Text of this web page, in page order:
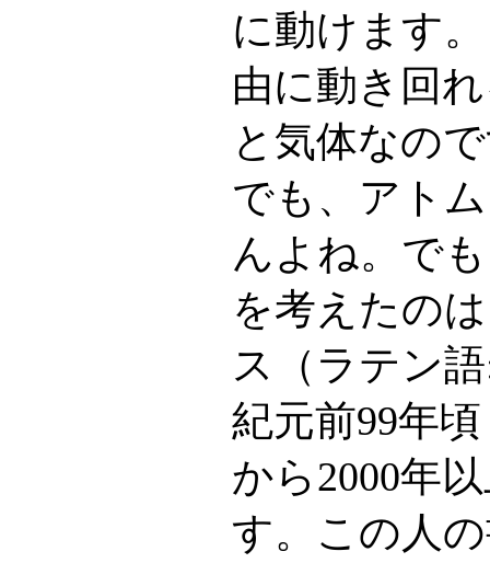
に動けます
由に動き回
と気体なの
でも、アト
んよね。で
を考えたの
ス（ラテン語
紀元前99年
から2000年
す。この人